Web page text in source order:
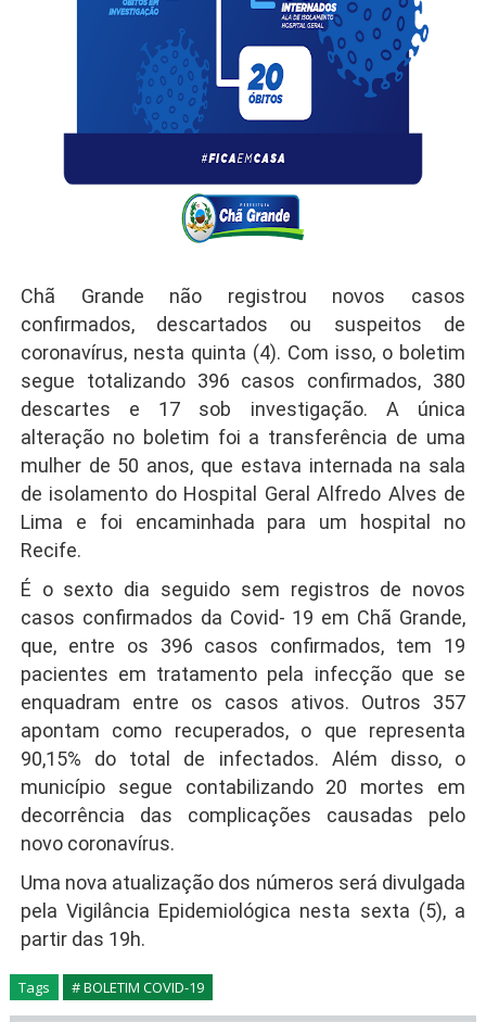
Chã Grande não registrou novos casos
confirmados, descartados ou suspeitos de
coronavírus, nesta quinta (4). Com isso, o boletim
segue totalizando 396 casos confirmados, 380
descartes e 17 sob investigação. A única
alteração no boletim foi a transferência de uma
mulher de 50 anos, que estava internada na sala
de isolamento do Hospital Geral Alfredo Alves de
Lima e foi encaminhada para um hospital no
Recife.
É o sexto dia seguido sem registros de novos
casos confirmados da Covid- 19 em Chã Grande,
que, entre os 396 casos confirmados, tem 19
pacientes em tratamento pela infecção que se
enquadram entre os casos ativos. Outros 357
apontam como recuperados, o que representa
90,15% do total de infectados. Além disso, o
município segue contabilizando 20 mortes em
decorrência das complicações causadas pelo
novo coronavírus.
Uma nova atualização dos números será divulgada
pela Vigilância Epidemiológica nesta sexta (5), a
partir das 19h.
Tags # BOLETIM COVID-19